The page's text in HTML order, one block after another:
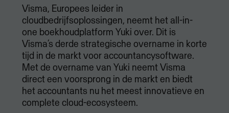
Visma, Europees leider in
cloudbedrijfsoplossingen, neemt het all-in-
one boekhoudplatform Yuki over. Dit is
Visma’s derde strategische overname in korte
tijd in de markt voor accountancysoftware.
Met de overname van Yuki neemt Visma
direct een voorsprong in de markt en biedt
het accountants nu het meest innovatieve en
complete cloud-ecosysteem.